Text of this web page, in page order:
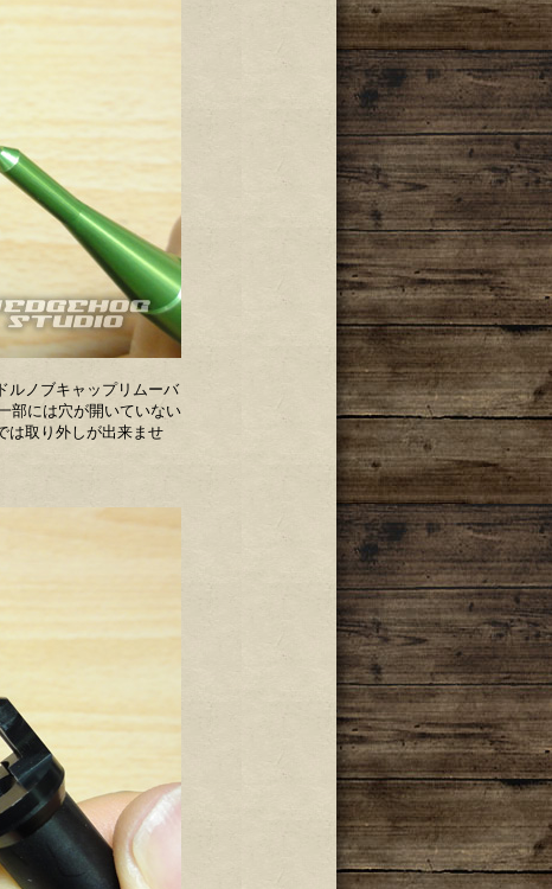
ルノブキャップリムーバ
部には穴が開いていない
は取り外しが出来ませ